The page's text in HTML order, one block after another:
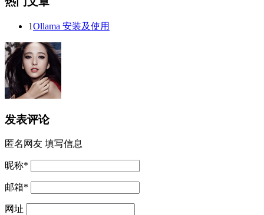
1Ollama 安装及使用
发表评论
匿名网友 填写信息
昵称*
邮箱*
网址